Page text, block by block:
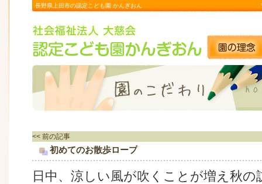
長野県上田市の認定こども園 かんぎおん
<< 前の記事
初めてのお散歩ロープ
日中、涼しい風が吹くことが増え秋